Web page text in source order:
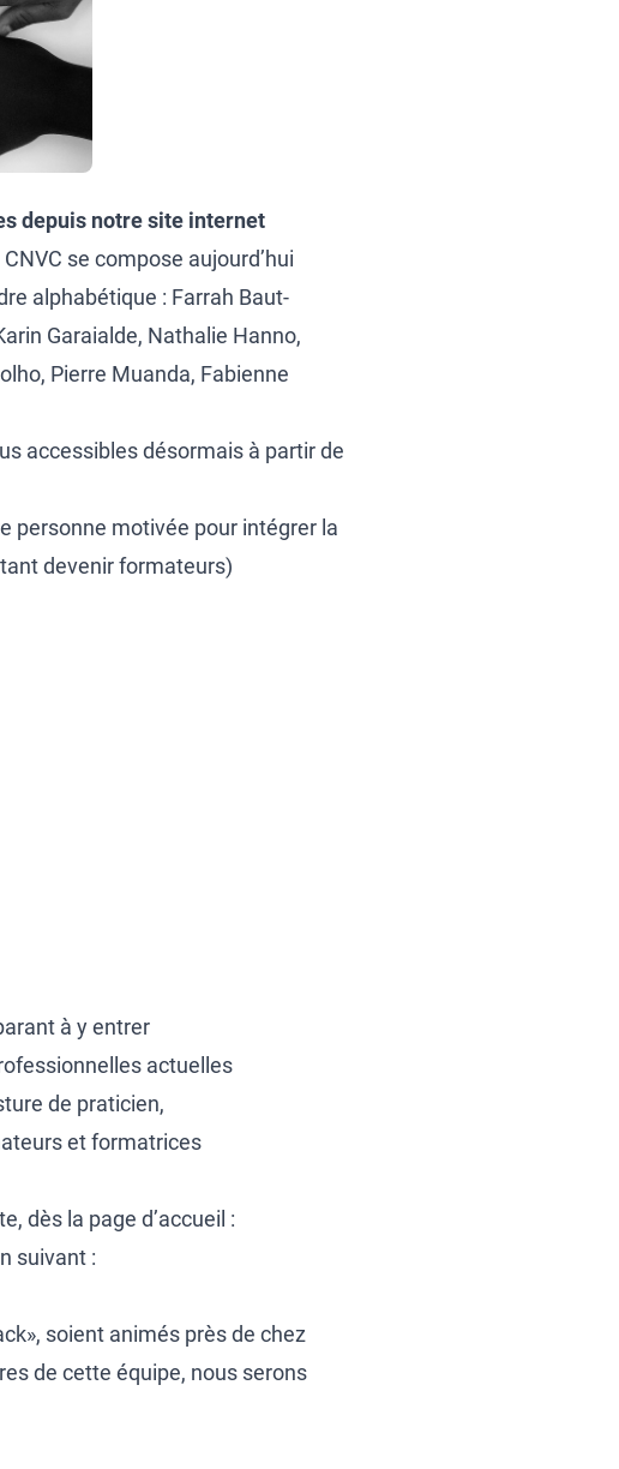
depuis notre site internet
se compose aujourd’hui
alphabétique : Farrah Baut-
Garaialde, Nathalie Hanno,
Pierre Muanda, Fabienne
accessibles désormais à partir de
personne motivée pour intégrer la
devenir formateurs)
à y entrer
actuelles
de praticien,
et formatrices
dès la page d’accueil :
suivant :
soient animés près de chez
de cette équipe, nous serons